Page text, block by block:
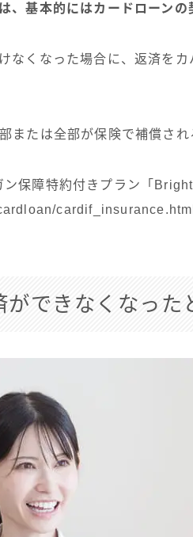
、基本的にはカードローンの
なくなった場合に、返済を
または全部が保険で補償され
保障特約付きプラン「Bright
cardif_insurance.html
できなくなった